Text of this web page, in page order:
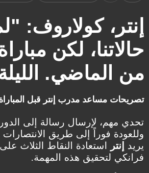
إنتر، كولاروف:
حالاتنا، لكن
من الماضي.
تصريحات مساعد مدرب إنتر قبل المباراة
تحدي مهم، لإرسال رسالة إلى
وللعودة فوراً إلى طريق الانتصارات
يريد
إنتر
استعادة النقاط الثلاث
فرانكي لتحقيق هذه المهمة.